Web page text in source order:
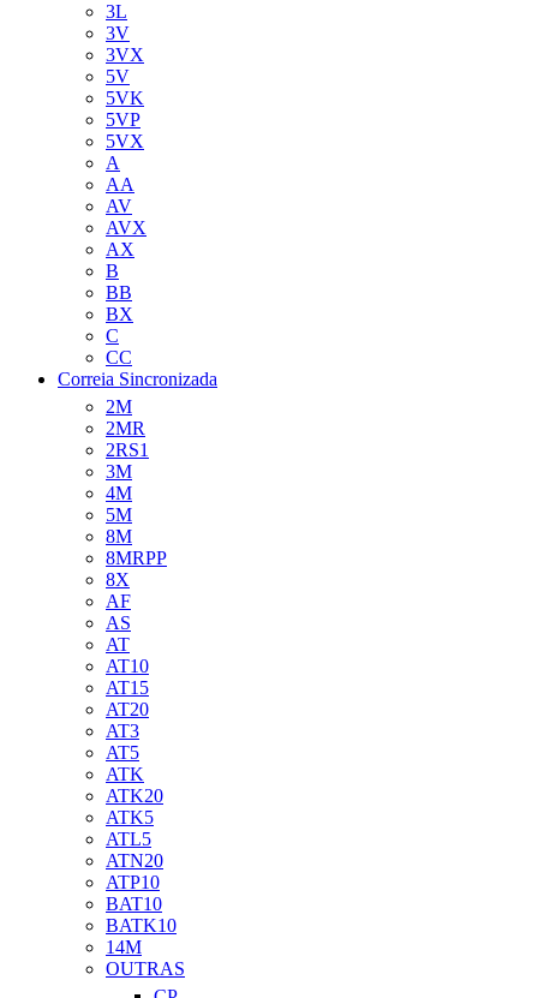
3L
3V
3VX
5V
5VK
5VP
5VX
A
AA
AV
AVX
AX
B
BB
BX
C
CC
Correia Sincronizada
2M
2MR
2RS1
3M
4M
5M
8M
8MRPP
8X
AF
AS
AT
AT10
AT15
AT20
AT3
AT5
ATK
ATK20
ATK5
ATL5
ATN20
ATP10
BAT10
BATK10
14M
OUTRAS